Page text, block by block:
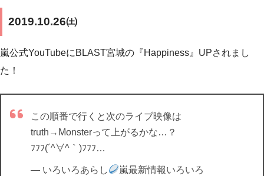
2019.10.26㈯
嵐公式YouTubeにBLAST宮城の『Happiness』UPされまし
た！
この順番で行くと次のライブ映像は
truth→Monsterって上がるかな…？
ﾌﾌﾌ(´^∀^｀)ﾌﾌﾌ…
— いろいろあらし
嵐最新情報いろいろ